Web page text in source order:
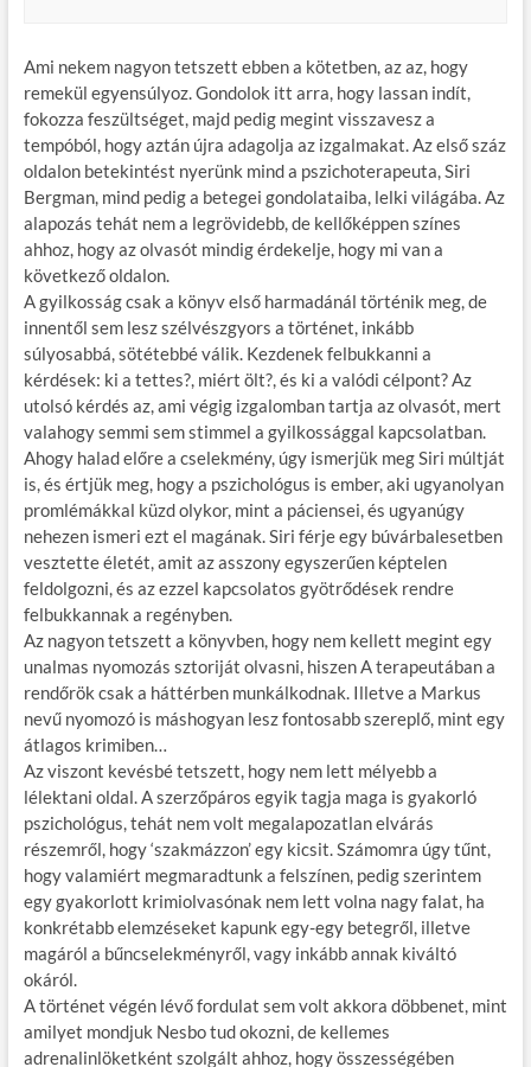
Ami nekem nagyon tetszett ebben a kötetben, az az, hogy
remekül egyensúlyoz. Gondolok itt arra, hogy lassan indít,
fokozza feszültséget, majd pedig megint visszavesz a
tempóból, hogy aztán újra adagolja az izgalmakat. Az első száz
oldalon betekintést nyerünk mind a pszichoterapeuta, Siri
Bergman, mind pedig a betegei gondolataiba, lelki világába. Az
alapozás tehát nem a legrövidebb, de kellőképpen színes
ahhoz, hogy az olvasót mindig érdekelje, hogy mi van a
következő oldalon.
A gyilkosság csak a könyv első harmadánál történik meg, de
innentől sem lesz szélvészgyors a történet, inkább
súlyosabbá, sötétebbé válik. Kezdenek felbukkanni a
kérdések: ki a tettes?, miért ölt?, és ki a valódi célpont? Az
utolsó kérdés az, ami végig izgalomban tartja az olvasót, mert
valahogy semmi sem stimmel a gyilkossággal kapcsolatban.
Ahogy halad előre a cselekmény, úgy ismerjük meg Siri múltját
is, és értjük meg, hogy a pszichológus is ember, aki ugyanolyan
promlémákkal küzd olykor, mint a páciensei, és ugyanúgy
nehezen ismeri ezt el magának. Siri férje egy búvárbalesetben
vesztette életét, amit az asszony egyszerűen képtelen
feldolgozni, és az ezzel kapcsolatos gyötrődések rendre
felbukkannak a regényben.
Az nagyon tetszett a könyvben, hogy nem kellett megint egy
unalmas nyomozás sztoriját olvasni, hiszen A terapeutában a
rendőrök csak a háttérben munkálkodnak. Illetve a Markus
nevű nyomozó is máshogyan lesz fontosabb szereplő, mint egy
átlagos krimiben…
Az viszont kevésbé tetszett, hogy nem lett mélyebb a
lélektani oldal. A szerzőpáros egyik tagja maga is gyakorló
pszichológus, tehát nem volt megalapozatlan elvárás
részemről, hogy ‘szakmázzon’ egy kicsit. Számomra úgy tűnt,
hogy valamiért megmaradtunk a felszínen, pedig szerintem
egy gyakorlott krimiolvasónak nem lett volna nagy falat, ha
konkrétabb elemzéseket kapunk egy-egy betegről, illetve
magáról a bűncselekményről, vagy inkább annak kiváltó
okáról.
A történet végén lévő fordulat sem volt akkora döbbenet, mint
amilyet mondjuk Nesbo tud okozni, de kellemes
adrenalinlöketként szolgált ahhoz, hogy összességében